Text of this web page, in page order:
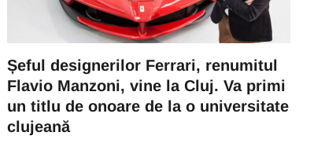
Șeful designerilor Ferrari, renumitul
Flavio Manzoni, vine la Cluj. Va primi
un titlu de onoare de la o universitate
clujeană
06 August 19:07
UNTOLD FESTIVAL CLUJ